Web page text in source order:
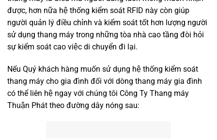
được, hơn nữa hệ thống kiểm soát RFID này còn giúp
người quản lý điều chỉnh và kiểm soát tốt hơn lượng người
sử dụng thang máy trong những tòa nhà cao tầng đòi hỏi
sự kiểm soát cao việc di chuyển đi lại.
Nếu Quý khách hàng muốn sử dụng hệ thống kiểm soát
thang máy cho gia đình đối với dòng thang máy gia đình
có thể liên hệ ngay với chúng tôi Công Ty Thang máy
Thuận Phát theo đường dây nóng sau: